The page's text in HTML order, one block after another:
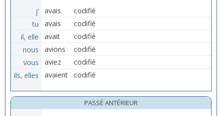
j’ avais
codifié
tu
avais
codifié
il, elle
avait
codifié
nous
avions
codifié
vous
aviez
codifié
ils, elles
avaient codifié
PASSÉ ANTÉRIEUR